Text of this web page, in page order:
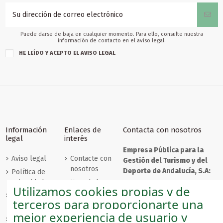
Puede darse de baja en cualquier momento. Para ello, consulte nuestra
información de contacto en el aviso legal.
HE LEÍDO Y ACEPTO EL AVISO LEGAL
Información
legal
Aviso legal
Política de
privacidad
Políticas de
cookies
Condiciones
Enlaces de
interés
Contacte con
nosotros
Novedades
Los más
vendidos
Iniciar sesión
Contacta con nosotros
Empresa Pública para la
Gestión del Turismo y del
Deporte de Andalucía, S.A:
29008 - Málaga
Utilizamos cookies propias y de
terceros para proporcionarte una
mejor experiencia de usuario y